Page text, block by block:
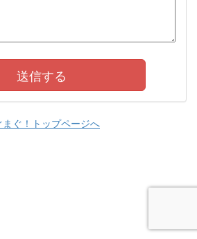
まぐ！トップページへ